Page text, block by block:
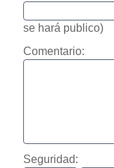
se hará publico)
Comentario:
Seguridad: